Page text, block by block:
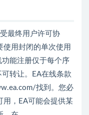
最终用户许可协
用封闭的单次使用
能注册仅于每个序
转让。EA在线条款
找到 。您必
用，EA可能会提供某